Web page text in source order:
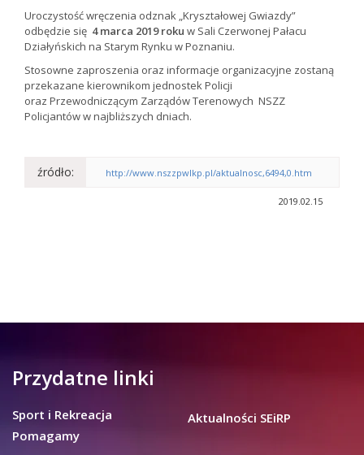
Uroczystość wręczenia odznak „Kryształowej Gwiazdy”
odbędzie się 4 marca 2019 roku w Sali Czerwonej Pałacu
Działyńskich na Starym Rynku w Poznaniu.
Stosowne zaproszenia oraz informacje organizacyjne zostaną
przekazane kierownikom jednostek Policji
oraz Przewodniczącym Zarządów Terenowych NSZZ
Policjantów w najbliższych dniach.
źródło: http://www.nszzpwlkp.pl/aktualnosc,6494,0.htm
2019.02.15
Przydatne linki
Sport i Rekreacja
Pomagamy
Aktualności SEiRP